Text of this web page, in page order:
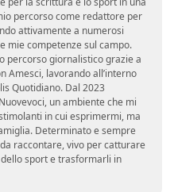
percorso come redattore per
attivamente a numerosi
mie competenze sul campo.
percorso giornalistico grazie a
Amesci, lavorando all’interno
Quotidiano. Dal 2023
un ambiente che mi
in cui esprimermi, ma
Determinato e sempre
raccontare, vivo per catturare
sport e trasformarli in